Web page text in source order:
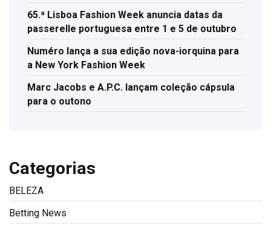
65.ª Lisboa Fashion Week anuncia datas da
passerelle portuguesa entre 1 e 5 de outubro
Numéro lança a sua edição nova-iorquina para
a New York Fashion Week
Marc Jacobs e A.P.C. lançam coleção cápsula
para o outono
Categorias
BELEZA
Betting News